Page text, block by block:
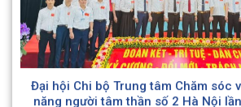
Đại hội Chi bộ Trung tâm Chăm sóc
năng người tâm thần số 2 Hà Nội
(2025 – 2030)